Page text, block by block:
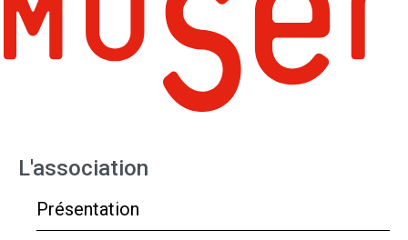
L'association
Présentation